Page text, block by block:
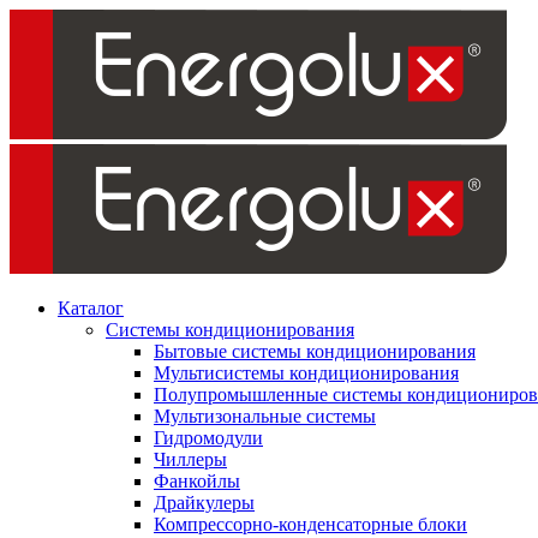
Каталог
Системы кондиционирования
Бытовые системы кондиционирования
Мультисистемы кондиционирования
Полупромышленные системы
Мультизональные системы
Гидромодули
Чиллеры
Фанкойлы
Драйкулеры
Компрессорно-конденсаторные блоки